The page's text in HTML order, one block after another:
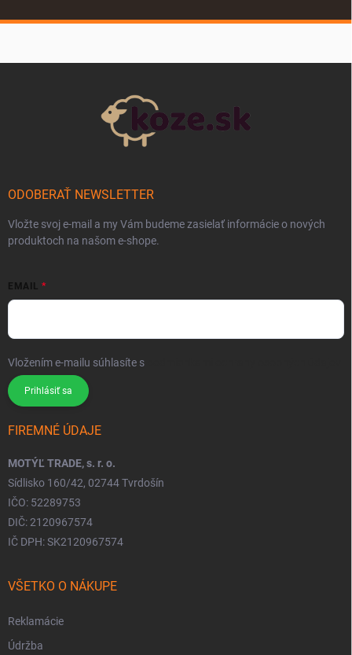
ODOBERAŤ NEWSLETTER
Vložte svoj e-mail a my Vám budeme zasielať informácie o nových
produktoch na našom e-shope.
EMAIL
Vložením e-mailu súhlasíte s
Prihlásiť sa
FIREMNÉ ÚDAJE
MOTÝĽ TRADE, s. r. o.
Sídlisko 160/42, 02744 Tvrdošín
IČO: 52289753
DIČ: 2120967574
IČ DPH: SK2120967574
VŠETKO O NÁKUPE
Reklamácie
Údržba